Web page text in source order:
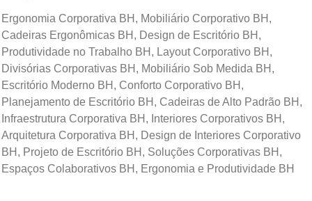
Ergonomia Corporativa BH, Mobiliário Corporativo BH,
Cadeiras Ergonômicas BH, Design de Escritório BH,
Produtividade no Trabalho BH, Layout Corporativo BH,
Divisórias Corporativas BH, Mobiliário Sob Medida BH,
Escritório Moderno BH, Conforto Corporativo BH,
Planejamento de Escritório BH, Cadeiras de Alto Padrão BH,
Infraestrutura Corporativa BH, Interiores Corporativos BH,
Arquitetura Corporativa BH, Design de Interiores Corporativo
BH, Projeto de Escritório BH, Soluções Corporativas BH,
Espaços Colaborativos BH, Ergonomia e Produtividade BH